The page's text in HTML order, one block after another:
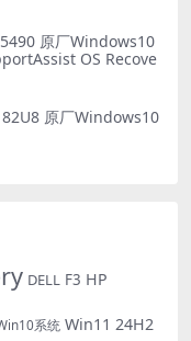
原厂Windows10
OS Recove
原厂Windows10
DELL F3 HP
系统 Win11 24H2